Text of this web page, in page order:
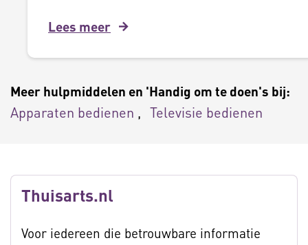
Lees meer
Meer hulpmiddelen en 'Handig om te doen's bij:
Apparaten bedienen Televisie bedienen
Thuisarts.nl
Voor iedereen die betrouwbare informatie